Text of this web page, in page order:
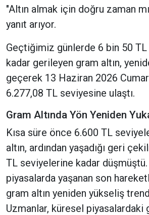
"Altın almak için doğru zaman
yanıt arıyor.
Geçtiğimiz günlerde 6 bin 50
kadar gerileyen gram altın,
geçerek 13 Haziran 2026
6.277,08 TL seviyesine ulaştı.
Gram Altında Yön Yeniden
Kısa süre önce 6.600 TL
altın, ardından yaşadığı geri
TL seviyelerine kadar
piyasalarda yaşanan son
gram altın yeniden yükseliş
Uzmanlar, küresel piyasalardaki